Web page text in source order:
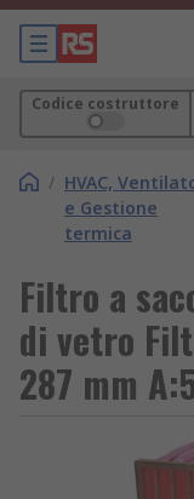
Codice costruttore
/ HVAC,
e Gestione
termica
Filtro a
di vetro
287 mm